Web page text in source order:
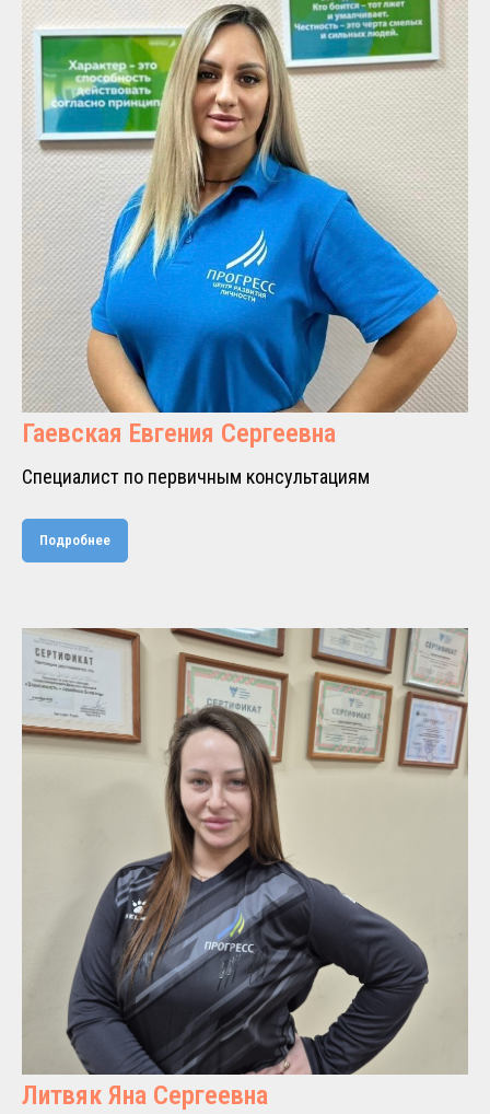
Гаевская Евгения Сергеевна
Специалист по первичным консультациям
Подробнее
Литвяк Яна Сергеевна